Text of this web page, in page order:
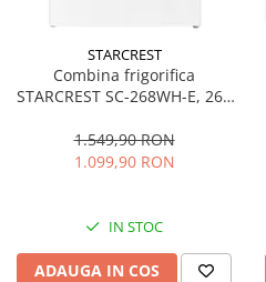
STARCREST
Combina frigorifica
STARCREST SC-268WH-E, 268
Termostat reglabil, Iluminare
LED, Picioare ajustabile, Usi
1.549,90 RON
1.099,90 RON
IN STOC
ADAUGA IN COS